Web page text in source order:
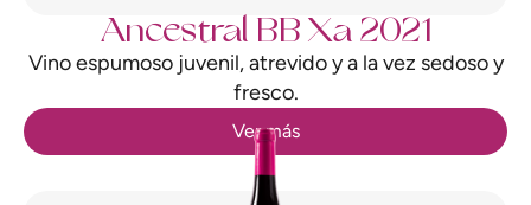
Ancestral BB Xa 2021
Vino espumoso juvenil, atrevido y a la vez sedoso y
fresco.
Ver más